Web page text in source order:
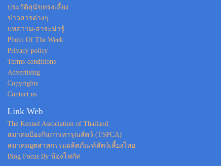
ประวัติสุนัขทรงเลี้ยง
ข่าวสารต่างๆ
บทความ-สาระน่ารู้
Photo Of The Week
Privacy policy
Terms-conditions
Advertising
Copyrights
Contact us
Link Web
The Kennel Association of Thailand
สมาคมป้องกันการทารุณสัตว์ (TSPCA)
สมาคมอุตสาหกรรมผลิตภัณฑ์สัตว์เลี้ยงไทย
Blog Focus By น้องโฟกัส